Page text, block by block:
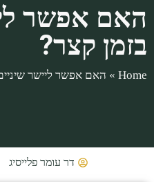
האם אפשר
בזמן קצר?
Home
» האם אפשר ליישר
דר עומר פלייסיג